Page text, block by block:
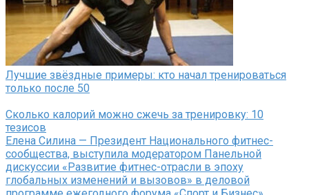
Лучшие звёздные примеры: кто начал тренироваться
только после 50
Сколько калорий можно сжечь за тренировку: 10
тезисов
Елена Силина — Президент Национального фитнес-
сообщества, выступила модератором Панельной
дискуссии «Развитие фитнес-отрасли в эпоху
глобальных изменений и вызовов» в деловой